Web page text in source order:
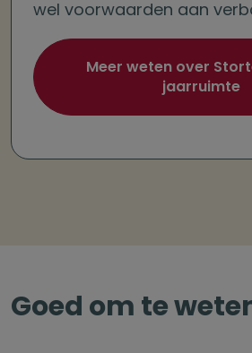
wel voorwaarden aan
Meer weten over
jaarruimte
Goed om te